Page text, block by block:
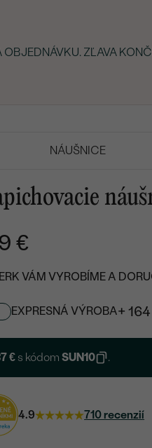
OBJEDNÁVKU. ZĽAVA
NÁUŠNICE
€
VÁM VYROBÍME A
EXPRESNÁ VÝROBA+
€ s kódomSUN10 .
4.9 710 recenzií